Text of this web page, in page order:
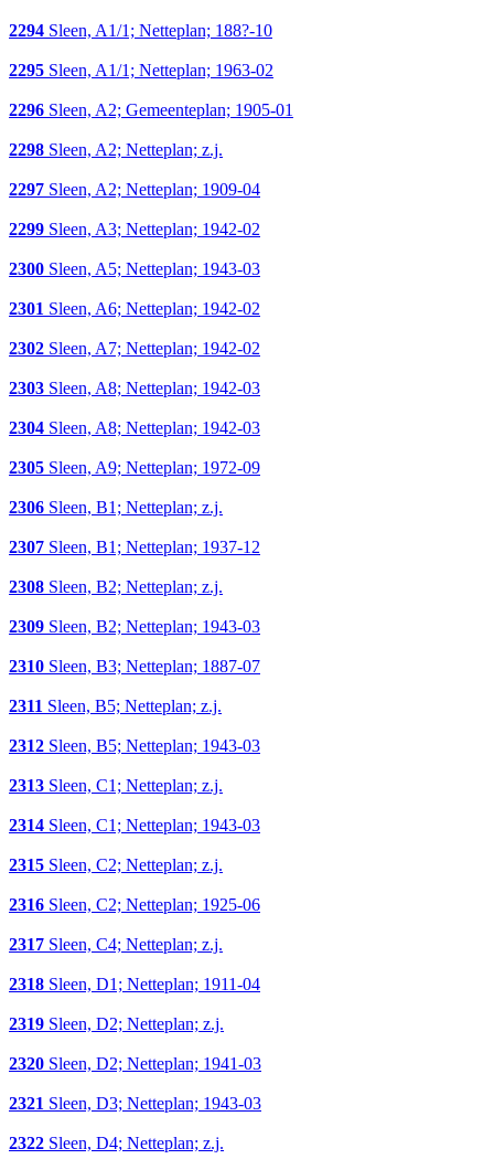
2294 Sleen, A1/1; Netteplan; 188?-10
2295 Sleen, A1/1; Netteplan; 1963-02
2296 Sleen, A2; Gemeenteplan; 1905-01
2298 Sleen, A2; Netteplan; z.j.
2297 Sleen, A2; Netteplan; 1909-04
2299 Sleen, A3; Netteplan; 1942-02
2300 Sleen, A5; Netteplan; 1943-03
2301 Sleen, A6; Netteplan; 1942-02
2302 Sleen, A7; Netteplan; 1942-02
2303 Sleen, A8; Netteplan; 1942-03
2304 Sleen, A8; Netteplan; 1942-03
2305 Sleen, A9; Netteplan; 1972-09
2306 Sleen, B1; Netteplan; z.j.
2307 Sleen, B1; Netteplan; 1937-12
2308 Sleen, B2; Netteplan; z.j.
2309 Sleen, B2; Netteplan; 1943-03
2310 Sleen, B3; Netteplan; 1887-07
2311 Sleen, B5; Netteplan; z.j.
2312 Sleen, B5; Netteplan; 1943-03
2313 Sleen, C1; Netteplan; z.j.
2314 Sleen, C1; Netteplan; 1943-03
2315 Sleen, C2; Netteplan; z.j.
2316 Sleen, C2; Netteplan; 1925-06
2317 Sleen, C4; Netteplan; z.j.
2318 Sleen, D1; Netteplan; 1911-04
2319 Sleen, D2; Netteplan; z.j.
2320 Sleen, D2; Netteplan; 1941-03
2321 Sleen, D3; Netteplan; 1943-03
2322 Sleen, D4; Netteplan; z.j.